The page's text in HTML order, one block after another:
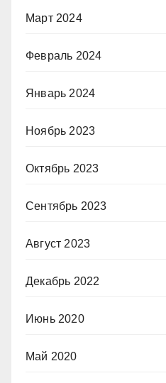
Март 2024
Февраль 2024
Январь 2024
Ноябрь 2023
Октябрь 2023
Сентябрь 2023
Август 2023
Декабрь 2022
Июнь 2020
Май 2020